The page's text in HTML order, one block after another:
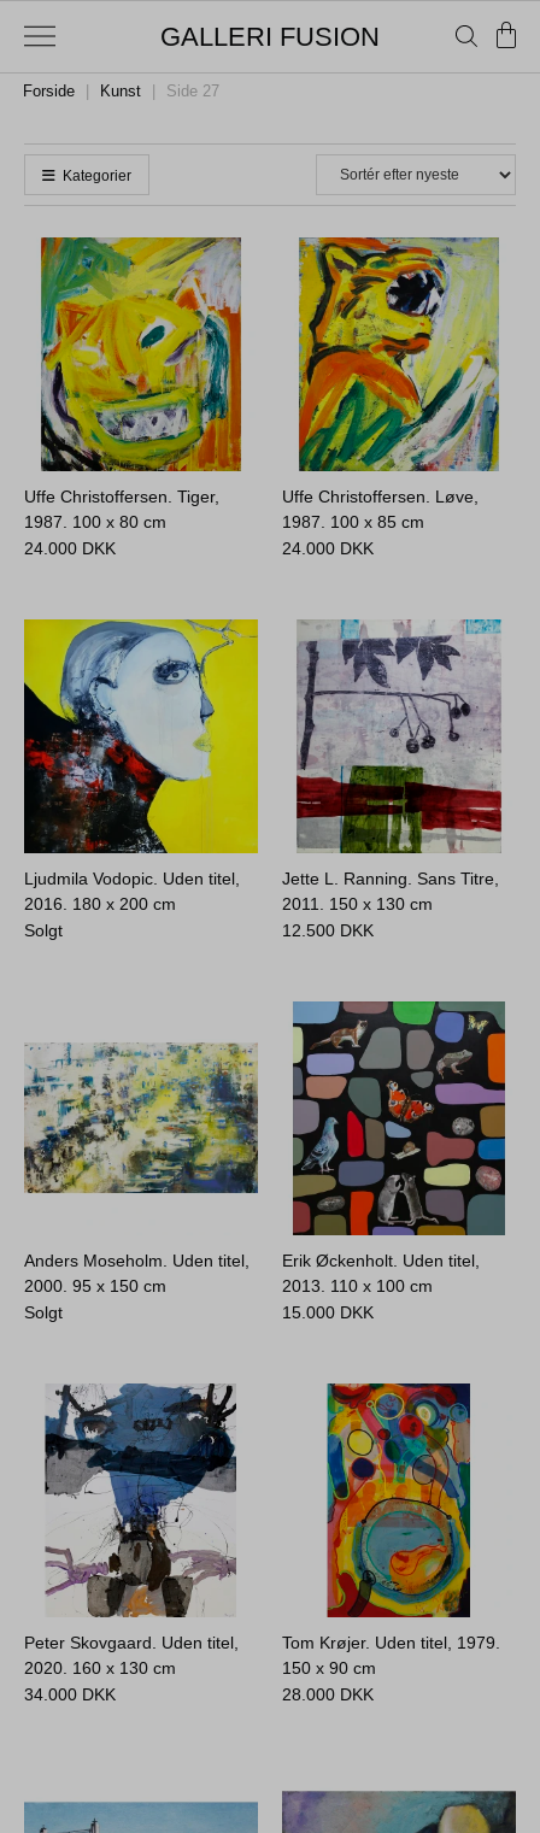
GALLERI FUSION
Forside Kunst Side 27
Kategorier
Uffe Christoffersen. Tiger,
1987. 100 x 80 cm
24.000 DKK
Uffe Christoffersen. Løve,
1987. 100 x 85 cm
24.000 DKK
Ljudmila Vodopic. Uden titel,
2016. 180 x 200 cm
Solgt
Jette L. Ranning. Sans Titre,
2011. 150 x 130 cm
12.500 DKK
Anders Moseholm. Uden titel,
2000.95 x 150 cm
Solgt
Erik Øckenholt. Uden titel,
2013. 110 x 100 cm
15.000 DKK
Peter Skovgaard. Uden titel,
2020. 160 x 130 cm
34.000 DKK
Tom Krøjer. Uden titel, 1979.
150 x 90 cm
28.000 DKK